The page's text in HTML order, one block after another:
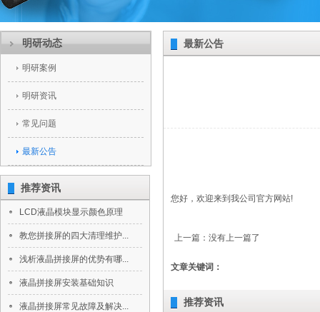
明研动态
明研案例
明研资讯
常见问题
最新公告
推荐资讯
LCD液晶模块显示颜色原理
教您拼接屏的四大清理维护...
浅析液晶拼接屏的优势有哪...
液晶拼接屏安装基础知识
液晶拼接屏常见故障及解决...
最新公告
您好，欢迎来到我公司官方网站!
上一篇：没有上一篇了
文章关键词：
推荐资讯